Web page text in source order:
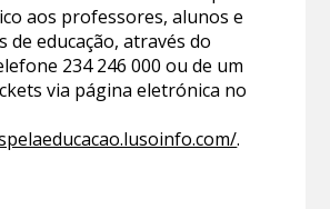
aos professores, alunos e
de educação, através do
234 246 000 ou de um
via página eletrónica no
.